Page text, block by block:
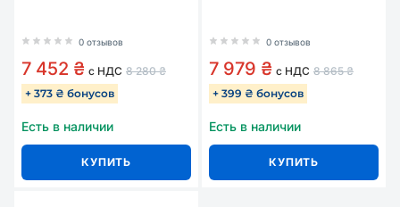
0 отзывов
7 452 ₴ с НДС 8 280 ₴
+ 373 ₴ бонусов
Есть в наличии
КУПИТЬ
0 отзывов
7 979 ₴ с НДС 8 865 ₴
+ 399 ₴ бонусов
Есть в наличии
КУПИТЬ